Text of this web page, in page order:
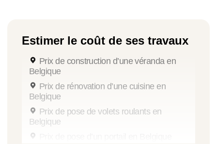
Cloison fixe aluminium type atelier
(fabrication sur mesure)
Estimer le coût de ses travaux
Prix de construction d’une véranda en
Belgique
Prix de rénovation d’une cuisine en
Belgique
Prix de pose de volets roulants en
Belgique